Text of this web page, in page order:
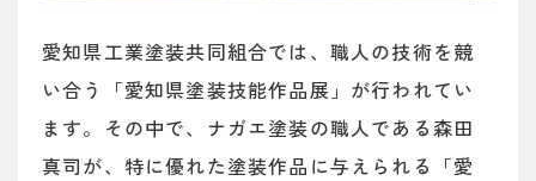
愛知県工業塗装共同組合では、職人の技術を競
い合う「愛知県塗装技能作品展」が行われてい
ます。その中で、ナガエ塗装の職人である森田
真司が、特に優れた塗装作品に与えられる「愛